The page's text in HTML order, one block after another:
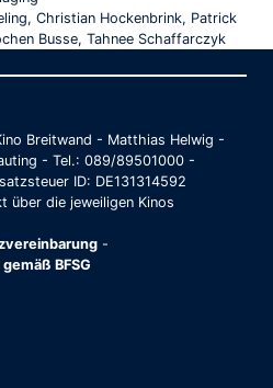
Christian Hockenbrink, Patrick
Busse, Tahnee Schaffarczyk
Breitwand - Matthias Helwig -
- Tel.: 089/89501000 -
ID: DE131314592
über die jeweiligen Kinos
-
BFSG